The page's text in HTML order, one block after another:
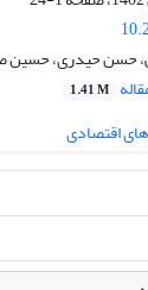
حسن حیدری،
1.41 M